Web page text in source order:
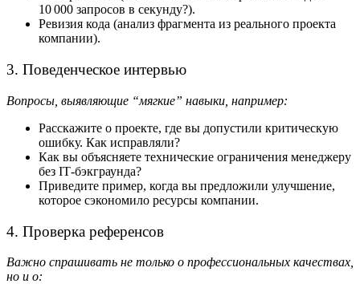
10 000 запросов в секунду?).
Ревизия кода (анализ фрагмента из реального проекта
компании).
3. Поведенческое интервью
Вопросы, выявляющие “мягкие” навыки, например:
Расскажите о проекте, где вы допустили критическую
ошибку. Как исправляли?
Как вы объясняете технические ограничения менеджеру
без IT‑бэкграунда?
Приведите пример, когда вы предложили улучшение,
которое сэкономило ресурсы компании.
4. Проверка референсов
Важно спрашивать не только о профессиональных качествах,
но и о: